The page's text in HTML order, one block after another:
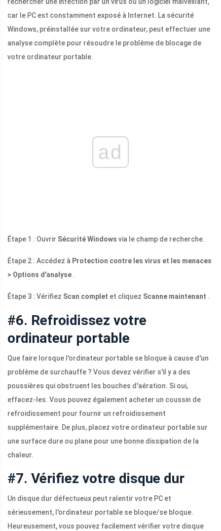
car le PC est constamment exposé à Internet. La sécurité
Windows, préinstallée sur votre ordinateur, peut effectuer une
analyse complète pour résoudre le problème de blocage de
votre ordinateur portable.
ad
Étape 1 : Ouvrir Sécurité Windows via le champ de recherche.
Étape 2 : Accédez à Protection contre les virus et les menaces
> Options d'analyse .
Étape 3 : Vérifiez Scan complet et cliquez Scanne maintenant .
#6. Refroidissez votre
ordinateur portable
Que faire lorsque l'ordinateur portable se bloque à cause d'un
problème de surchauffe ? Vous devez vérifier s'il y a des
poussières qui obstruent les bouches d'aération. Si oui,
effacez-les. Vous pouvez également acheter un coussin de
refroidissement pour fournir un refroidissement
supplémentaire. De plus, placez votre ordinateur portable sur
une surface dure ou plane pour une bonne dissipation de la
chaleur.
#7. Vérifiez votre disque dur
Un disque dur défectueux peut ralentir votre PC et
sérieusement, l'ordinateur portable se bloque/se bloque.
Heureusement, vous pouvez facilement vérifier votre disque